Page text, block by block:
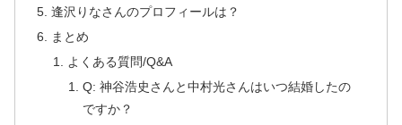
逢沢りなさんのプロフィールは？
まとめ
よくある質問/Q&A
Q: 神谷浩史さんと中村光さんはいつ結婚したの
ですか？